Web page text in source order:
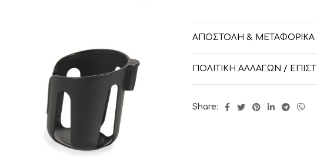
ΑΠΟΣΤΟΛΉ & ΜΕΤΑΦΟΡΙΚΆ
ΠΟΛΙΤΙΚΉ ΑΛΛΑΓΏΝ /
Share: